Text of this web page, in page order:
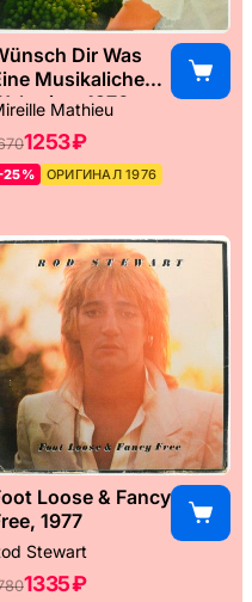
Dir Was
Musikaliche
1976
Mathieu
1253 ₽
ОРИГИНАЛ 1976
Loose & Fancy
1977
Stewart
1335 ₽